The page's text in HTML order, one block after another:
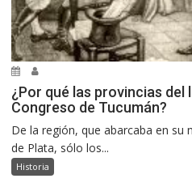
¿Por qué las provincias del
Congreso de Tucumán?
De la región, que abarcaba en su
de Plata, sólo los...
Historia